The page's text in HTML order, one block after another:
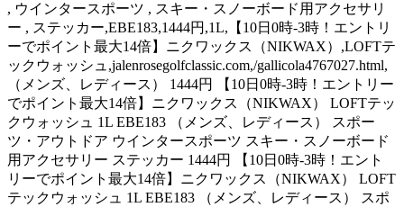
, ウインタースポーツ , スキー・スノーボード用アクセサリ
ー , ステッカー,EBE183,1444円,1L,【10日0時-3時！エントリ
ーでポイント最大14倍】ニクワックス（NIKWAX）,LOFTテ
ックウォッシュ,jalenrosegolfclassic.com,/gallicola4767027.html,
（メンズ、レディース） 1444円 【10日0時-3時！エントリー
でポイント最大14倍】ニクワックス（NIKWAX） LOFTテッ
クウォッシュ 1L EBE183 （メンズ、レディース） スポー
ツ・アウトドア ウインタースポーツ スキー・スノーボード
用アクセサリー ステッカー 1444円 【10日0時-3時！エント
リーでポイント最大14倍】ニクワックス（NIKWAX） LOFT
テックウォッシュ 1L EBE183 （メンズ、レディース） スポ